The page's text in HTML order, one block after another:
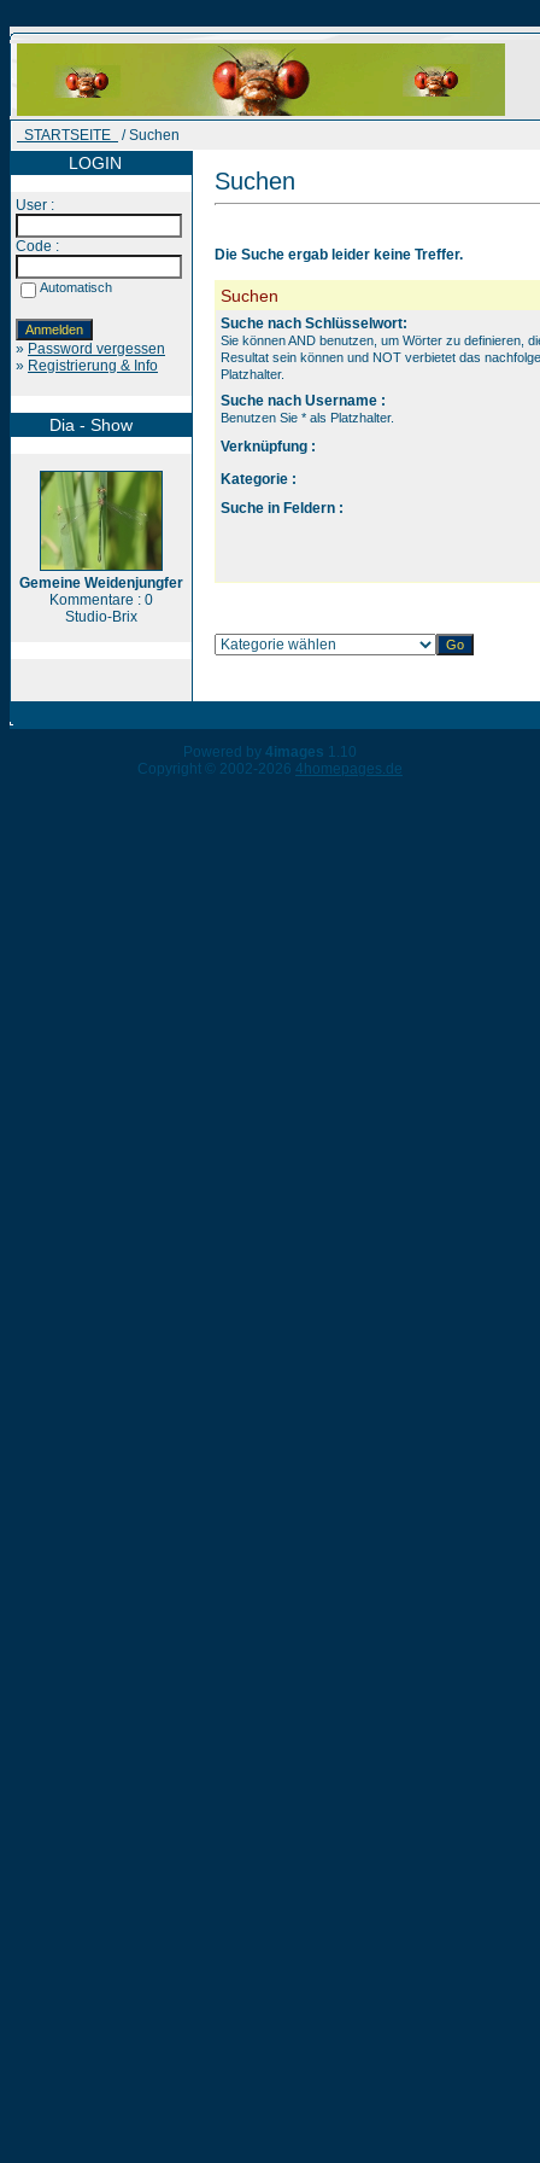
STARTSEITE / Suchen
LOGIN
User :
Code :
Automatisch
» Password vergessen
» Registrierung & Info
Dia - Show
Gemeine Weidenjungfer
Kommentare : 0
Studio-Brix
Suchen
Die Suche ergab leider keine Treffer.
Suchen
Suche nach Schlüsselwort:
Sie können AND benutzen, um Wörter zu definieren,
Resultat sein können und NOT verbietet das
Platzhalter.
Suche nach Username :
Benutzen Sie * als Platzhalter.
Verknüpfung :
Kategorie :
Suche in Feldern :
Powered by 4images 1.10
Copyright © 2002-2026 4homepages.de